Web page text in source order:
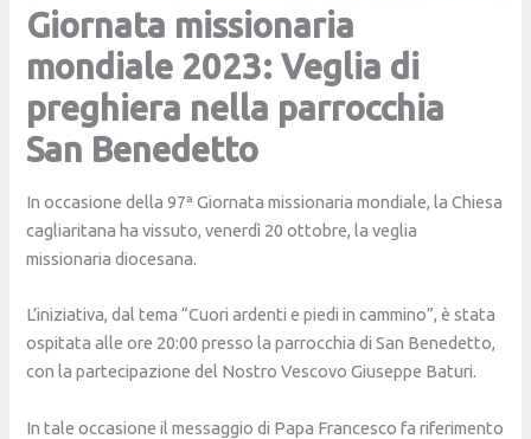
Giornata missionaria
mondiale 2023: Veglia di
preghiera nella parrocchia
San Benedetto
In occasione della 97ª Giornata missionaria mondiale, la Chiesa
cagliaritana ha vissuto, venerdì 20 ottobre, la veglia
missionaria diocesana.
L’iniziativa, dal tema “Cuori ardenti e piedi in cammino”, è stata
ospitata alle ore 20:00 presso la parrocchia di San Benedetto,
con la partecipazione del Nostro Vescovo Giuseppe Baturi.
In tale occasione il messaggio di Papa Francesco fa riferimento